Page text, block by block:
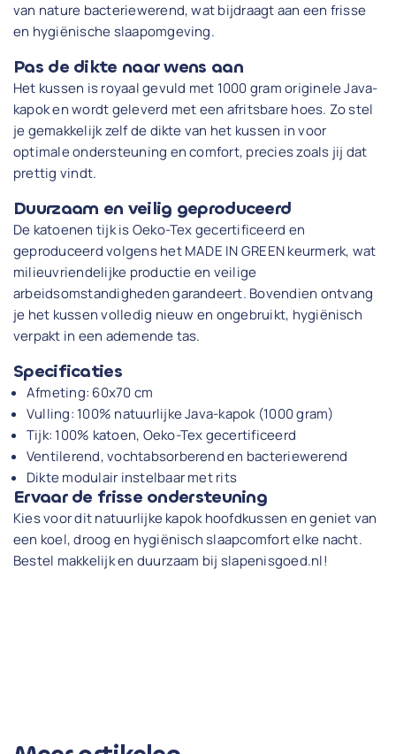
van nature bacteriewerend, wat bijdraagt aan een frisse
en hygiënische slaapomgeving.
Pas de dikte naar wens aan
Het kussen is royaal gevuld met 1000 gram originele Java-
kapok en wordt geleverd met een afritsbare hoes. Zo stel
je gemakkelijk zelf de dikte van het kussen in voor
optimale ondersteuning en comfort, precies zoals jij dat
prettig vindt.
Duurzaam en veilig geproduceerd
De katoenen tijk is Oeko-Tex gecertificeerd en
geproduceerd volgens het MADE IN GREEN keurmerk, wat
milieuvriendelijke productie en veilige
arbeidsomstandigheden garandeert. Bovendien ontvang
je het kussen volledig nieuw en ongebruikt, hygiënisch
verpakt in een ademende tas.
Specificaties
Afmeting: 60x70 cm
Vulling: 100% natuurlijke Java-kapok (1000 gram)
Tijk: 100% katoen, Oeko-Tex gecertificeerd
Ventilerend, vochtabsorberend en bacteriewerend
Dikte modulair instelbaar met rits
Ervaar de frisse ondersteuning
Kies voor dit natuurlijke kapok hoofdkussen en geniet van
een koel, droog en hygiënisch slaapcomfort elke nacht.
Bestel makkelijk en duurzaam bij slapenisgoed.nl!